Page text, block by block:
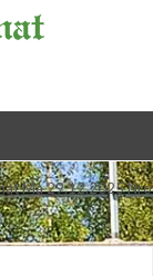
Ma 29.12.2025 Nro